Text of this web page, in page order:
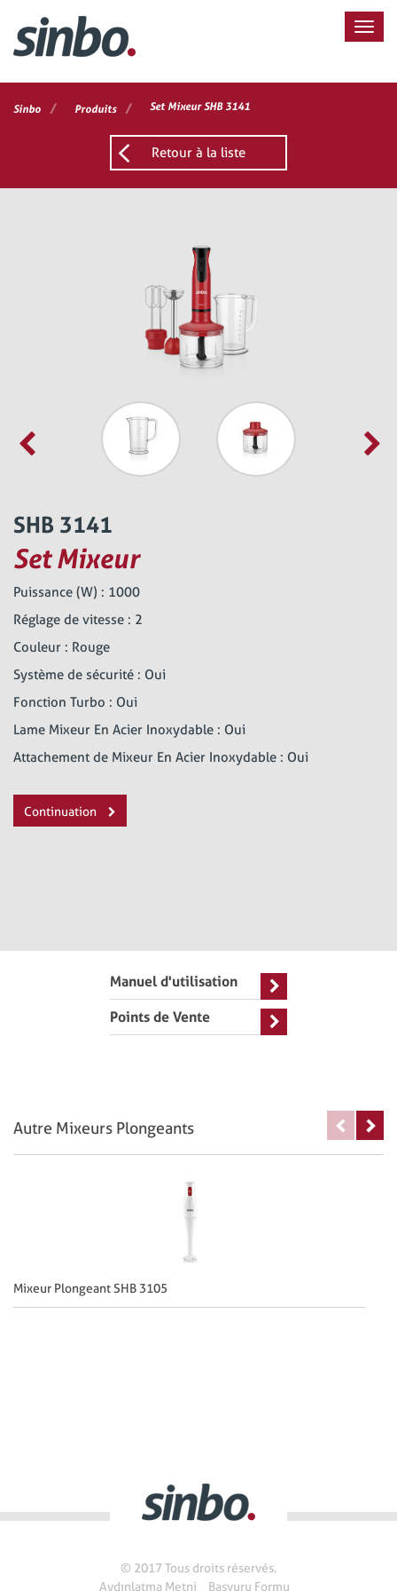
Sinbo / Produits / Set Mixeur SHB 3141
Retour à la liste
SHB 3141
Set Mixeur
Puissance (W) : 1000
Réglage de vitesse : 2
Couleur : Rouge
Système de sécurité : Oui
Fonction Turbo : Oui
Lame Mixeur En Acier Inoxydable : Oui
Attachement de Mixeur En Acier Inoxydable : Oui
Continuation
Manuel d'utilisation
Points de Vente
Autre Mixeurs Plongeants
Mixeur Plongeant SHB 3105
© 2017 Tous droits réservés.
Aydınlatma Metni
Başvuru Formu